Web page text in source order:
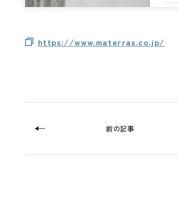
https://www.materras.co.jp/
前の記事